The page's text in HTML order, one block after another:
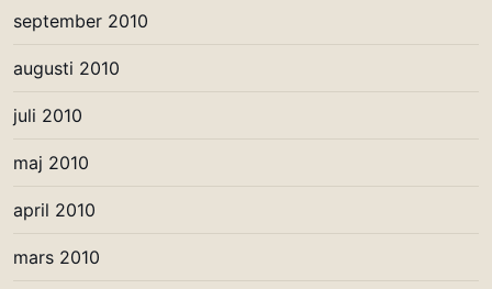
september 2010
augusti 2010
juli 2010
maj 2010
april 2010
mars 2010